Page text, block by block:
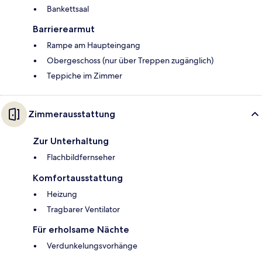
Bankettsaal
Barrierearmut
Rampe am Haupteingang
Obergeschoss (nur über Treppen zugänglich)
Teppiche im Zimmer
Zimmerausstattung
Zur Unterhaltung
Flachbildfernseher
Komfortausstattung
Heizung
Tragbarer Ventilator
Für erholsame Nächte
Verdunkelungsvorhänge